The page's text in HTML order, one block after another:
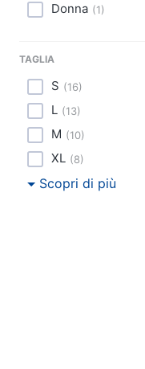
Donna (1)
TAGLIA
S (16)
L (13)
M (10)
XL (8)
Scopri di più